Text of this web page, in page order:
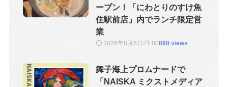
ープン！「にわとりのすけ魚
住駅前店」内でランチ限定営
業
2026年8月6日21:00898 views
舞子海上プロムナードで
「NAISKA ミクストメディア